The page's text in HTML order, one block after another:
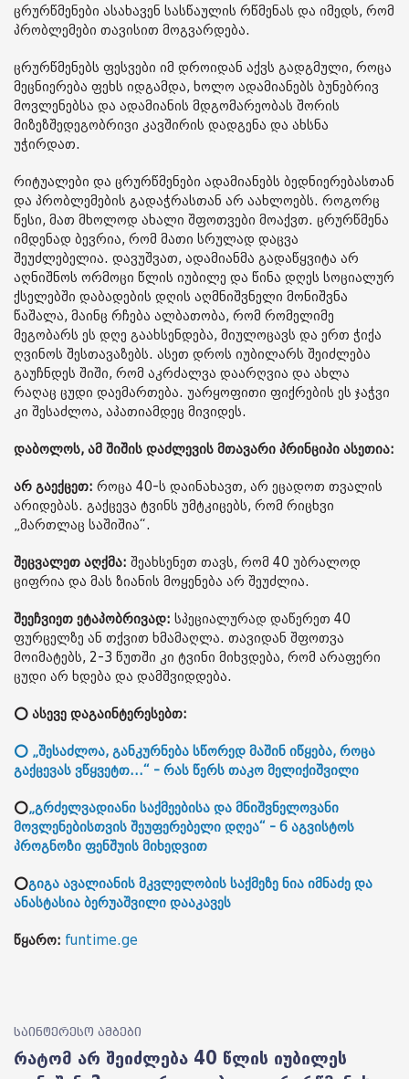
ცრურწმენები ასახავენ სასწაულის რწმენას და იმედს, რომ
პრობლემები თავისით მოგვარდება.
ცრურწმენებს ფესვები იმ დროიდან აქვს გადგმული, როცა
მეცნიერება ფეხს იდგამდა, ხოლო ადამიანებს ბუნებრივ
მოვლენებსა და ადამიანის მდგომარეობას შორის
მიზეზშედეგობრივი კავშირის დადგენა და ახსნა
უჭირდათ.
რიტუალები და ცრურწმენები ადამიანებს ბედნიერებასთან
და პრობლემების გადაჭრასთან არ აახლოებს. როგორც
წესი, მათ მხოლოდ ახალი შფოთვები მოაქვთ. ცრურწმენა
იმდენად ბევრია, რომ მათი სრულად დაცვა
შეუძლებელია. დავუშვათ, ადამიანმა გადაწყვიტა არ
აღნიშნოს ორმოცი წლის იუბილე და წინა დღეს სოციალურ
ქსელებში დაბადების დღის აღმნიშვნელი მონიშვნა
წაშალა, მაინც რჩება ალბათობა, რომ რომელიმე
მეგობარს ეს დღე გაახსენდება, მიულოცავს და ერთ ჭიქა
ღვინოს შესთავაზებს. ასეთ დროს იუბილარს შეიძლება
გაუჩნდეს შიში, რომ აკრძალვა დაარღვია და ახლა
რაღაც ცუდი დაემართება. უარყოფითი ფიქრების ეს ჯაჭვი
კი შესაძლოა, აპათიამდეც მივიდეს.
დაბოლოს, ამ შიშის დაძლევის მთავარი პრინციპი ასეთია:
არ გაექცეთ: როცა 40-ს დაინახავთ, არ ეცადოთ თვალის
არიდებას. გაქცევა ტვინს უმტკიცებს, რომ რიცხვი
„მართლაც საშიშია“.
შეცვალეთ აღქმა: შეახსენეთ თავს, რომ 40 უბრალოდ
ციფრია და მას ზიანის მოყენება არ შეუძლია.
შეეჩვიეთ ეტაპობრივად: სპეციალურად დაწერეთ 40
ფურცელზე ან თქვით ხმამაღლა. თავიდან შფოთვა
მოიმატებს, 2-3 წუთში კი ტვინი მიხვდება, რომ არაფერი
ცუდი არ ხდება და დამშვიდდება.
⭕ ასევე დაგაინტერესებთ:
⭕ „შესაძლოა, განკურნება სწორედ მაშინ იწყება, როცა
გაქცევას ვწყვეტთ...“ - რას წერს თაკო მელიქიშვილი
⭕„გრძელვადიანი საქმეებისა და მნიშვნელოვანი
მოვლენებისთვის შეუფერებელი დღეა“ - 6 აგვისტოს
პროგნოზი ფენშუის მიხედვით
⭕გიგა ავალიანის მკვლელობის საქმეზე ნია იმნაძე და
ანასტასია ბერუაშვილი დააკავეს
წყარო: funtime.ge
საინტერესო ამბები
რატომ არ შეიძლება 40 წლის იუბილეს